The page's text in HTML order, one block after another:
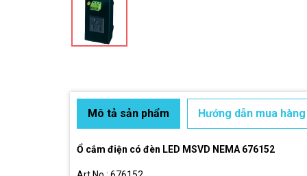
Mô tả sản phẩm Hướng dẫn mua hàng
Ổ cắm điện có đèn LED MSVD NEMA 676152